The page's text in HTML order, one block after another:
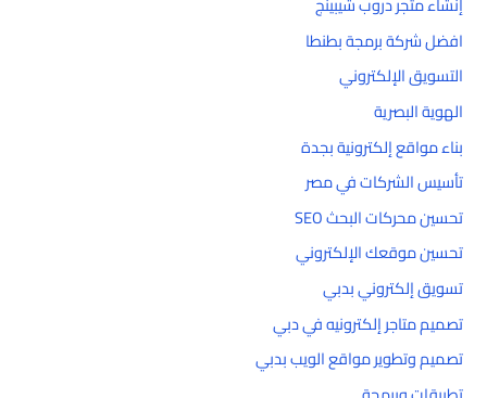
افضل شركة برمجة بطنطا
التسويق الإلكتروني
الهوية البصرية
بناء مواقع إلكترونية بجدة
تأسيس الشركات في مصر
تحسين محركات البحث SEO
تحسين موقعك الإلكتروني
تسويق إلكتروني بدبي
تصميم متاجر إلكترونيه في دبي
تصميم وتطوير مواقع الويب بدبي